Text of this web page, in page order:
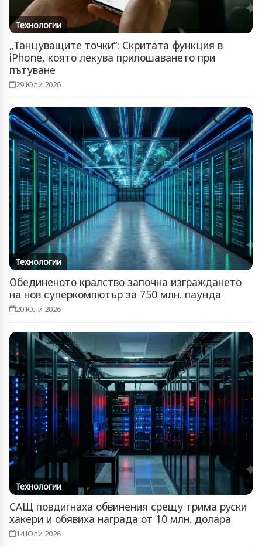
Технологии
„Танцуващите точки“: Скритата функция в
iPhone, която лекува прилошаването при
пътуване
29 Юли 2026
Технологии
Обединеното кралство започна изграждането
на нов суперкомпютър за 750 млн. паунда
20 Юли 2026
Технологии
САЩ повдигнаха обвинения срещу трима руски
хакери и обявиха награда от 10 млн. долара
14 Юли 2026